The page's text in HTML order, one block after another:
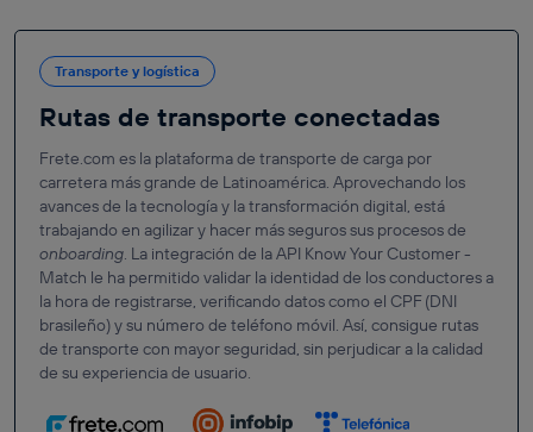
Transporte y logística
Rutas de transporte conectadas
Frete.com es la plataforma de transporte de carga por
carretera más grande de Latinoamérica. Aprovechando los
avances de la tecnología y la transformación digital, está
trabajando en agilizar y hacer más seguros sus procesos de
onboarding . La integración de la API Know Your Customer -
Match le ha permitido validar la identidad de los conductores a
la hora de registrarse, verificando datos como el CPF (DNI
brasileño) y su número de teléfono móvil. Así, consigue rutas
de transporte con mayor seguridad, sin perjudicar a la calidad
de su experiencia de usuario.